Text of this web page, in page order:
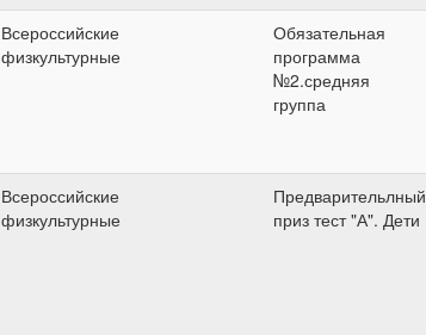
Всероссийские
физкультурные
Обязательная
программа
№2.средняя
группа
Всероссийские
физкультурные
Предварительлный
приз тест "А". Дети